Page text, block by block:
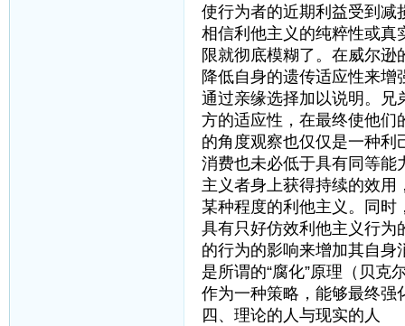
使行为者的近期利益受到减
相信利他主义的纯粹性或真
限就彻底模糊了。在威尔逊
降低自身的遗传适应性来增
通过亲缘选择加以说明。兄
方的适应性，在最终使他们
的角度观察也仅仅是一种利
消费也未必低于具有同等能
主义者身上获得持续的效用
某种程度的利他主义。同时
具有只好仿效利他主义行为
的行为的影响来增加其自身
是所谓的“腐化”原理（贝克
作为一种策略，能够最终强
四、理论的人与现实的人